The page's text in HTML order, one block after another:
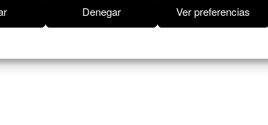
Denegar Ver preferencias
Cátedra J. Ll. Mateo